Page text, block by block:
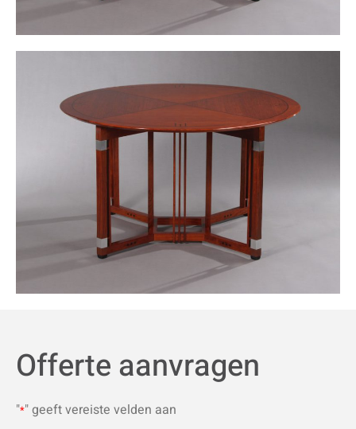
Offerte aanvragen
"*" geeft vereiste velden aan